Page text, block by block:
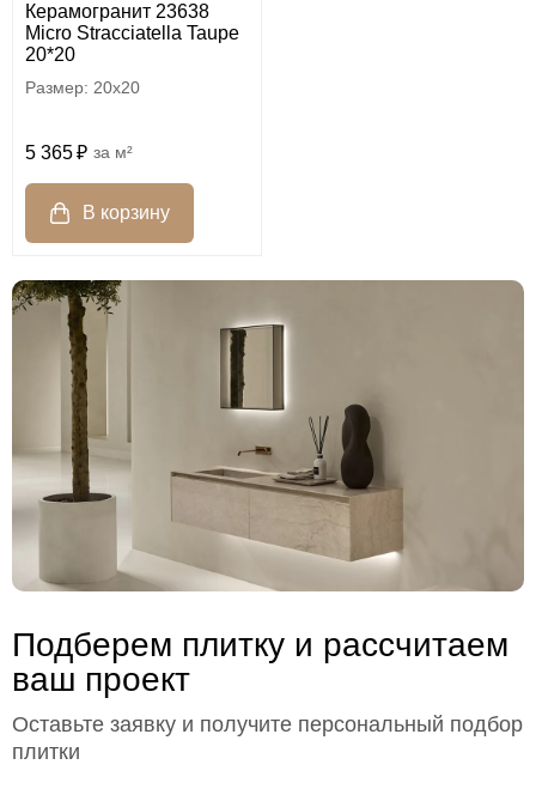
Керамогранит 23638
Micro Stracciatella Taupe
20*20
20x20
5 365 м²
Подберем плитку и рассчитаем
ваш проект
Оставьте заявку и получите персональный подбор
плитки